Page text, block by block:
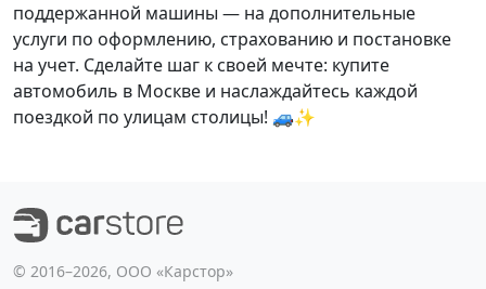
поддержанной машины — на дополнительные
услуги по оформлению, страхованию и постановке
на учет. Сделайте шаг к своей мечте: купите
автомобиль в Москве и наслаждайтесь каждой
поездкой по улицам столицы! 🚙✨
©️ 2016–2026, ООО «Карстор»